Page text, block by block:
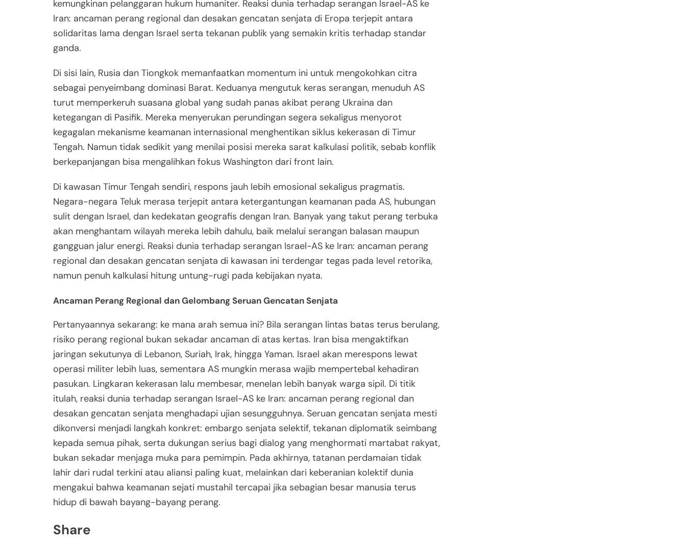
kemungkinan pelanggaran hukum humaniter. Reaksi dunia terhadap serangan Israel-AS ke
Iran: ancaman perang regional dan desakan gencatan senjata di Eropa terjepit antara
solidaritas lama dengan Israel serta tekanan publik yang semakin kritis terhadap standar
ganda.
Di sisi lain, Rusia dan Tiongkok memanfaatkan momentum ini untuk mengokohkan citra
sebagai penyeimbang dominasi Barat. Keduanya mengutuk keras serangan, menuduh AS
turut memperkeruh suasana global yang sudah panas akibat perang Ukraina dan
ketegangan di Pasifik. Mereka menyerukan perundingan segera sekaligus menyorot
kegagalan mekanisme keamanan internasional menghentikan siklus kekerasan di Timur
Tengah. Namun tidak sedikit yang menilai posisi mereka sarat kalkulasi politik, sebab konflik
berkepanjangan bisa mengalihkan fokus Washington dari front lain.
Di kawasan Timur Tengah sendiri, respons jauh lebih emosional sekaligus pragmatis.
Negara-negara Teluk merasa terjepit antara ketergantungan keamanan pada AS, hubungan
sulit dengan Israel, dan kedekatan geografis dengan Iran. Banyak yang takut perang terbuka
akan menghantam wilayah mereka lebih dahulu, baik melalui serangan balasan maupun
gangguan jalur energi. Reaksi dunia terhadap serangan Israel-AS ke Iran: ancaman perang
regional dan desakan gencatan senjata di kawasan ini terdengar tegas pada level retorika,
namun penuh kalkulasi hitung untung-rugi pada kebijakan nyata.
Ancaman Perang Regional dan Gelombang Seruan Gencatan Senjata
Pertanyaannya sekarang: ke mana arah semua ini? Bila serangan lintas batas terus berulang,
risiko perang regional bukan sekadar ancaman di atas kertas. Iran bisa mengaktifkan
jaringan sekutunya di Lebanon, Suriah, Irak, hingga Yaman. Israel akan merespons lewat
operasi militer lebih luas, sementara AS mungkin merasa wajib mempertebal kehadiran
pasukan. Lingkaran kekerasan lalu membesar, menelan lebih banyak warga sipil. Di titik
itulah, reaksi dunia terhadap serangan Israel-AS ke Iran: ancaman perang regional dan
desakan gencatan senjata menghadapi ujian sesungguhnya. Seruan gencatan senjata mesti
dikonversi menjadi langkah konkret: embargo senjata selektif, tekanan diplomatik seimbang
kepada semua pihak, serta dukungan serius bagi dialog yang menghormati martabat rakyat,
bukan sekadar menjaga muka para pemimpin. Pada akhirnya, tatanan perdamaian tidak
lahir dari rudal terkini atau aliansi paling kuat, melainkan dari keberanian kolektif dunia
mengakui bahwa keamanan sejati mustahil tercapai jika sebagian besar manusia terus
hidup di bawah bayang-bayang perang.
Share